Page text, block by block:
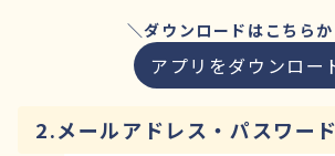
＼ダウンロードはこちら
アプリをダウンロー
2.メールアドレス・パスワー